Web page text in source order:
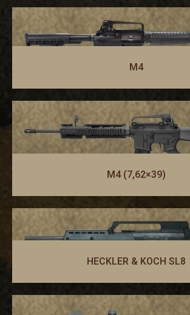
M4
M4 (7,62×39)
HECKLER & KOCH SL8